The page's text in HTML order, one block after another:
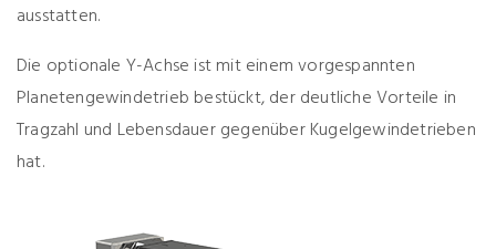
ausstatten.
Die optionale Y-Achse ist mit einem vorgespannten
Planetengewindetrieb bestückt, der deutliche Vorteile in
Tragzahl und Lebensdauer gegenüber Kugelgewindetrieben
hat.